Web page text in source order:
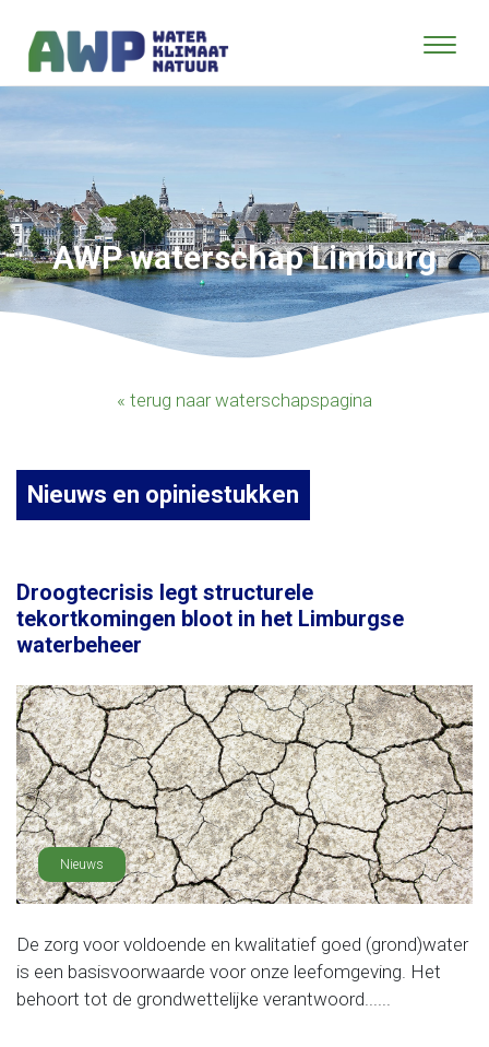
AWP waterschap Limburg
« terug naar waterschapspagina
Nieuws en opiniestukken
Droogtecrisis legt structurele
tekortkomingen bloot in het Limburgse
waterbeheer
Nieuws
De zorg voor voldoende en kwalitatief goed (grond)water
is een basisvoorwaarde voor onze leefomgeving. Het
behoort tot de grondwettelijke verantwoord......